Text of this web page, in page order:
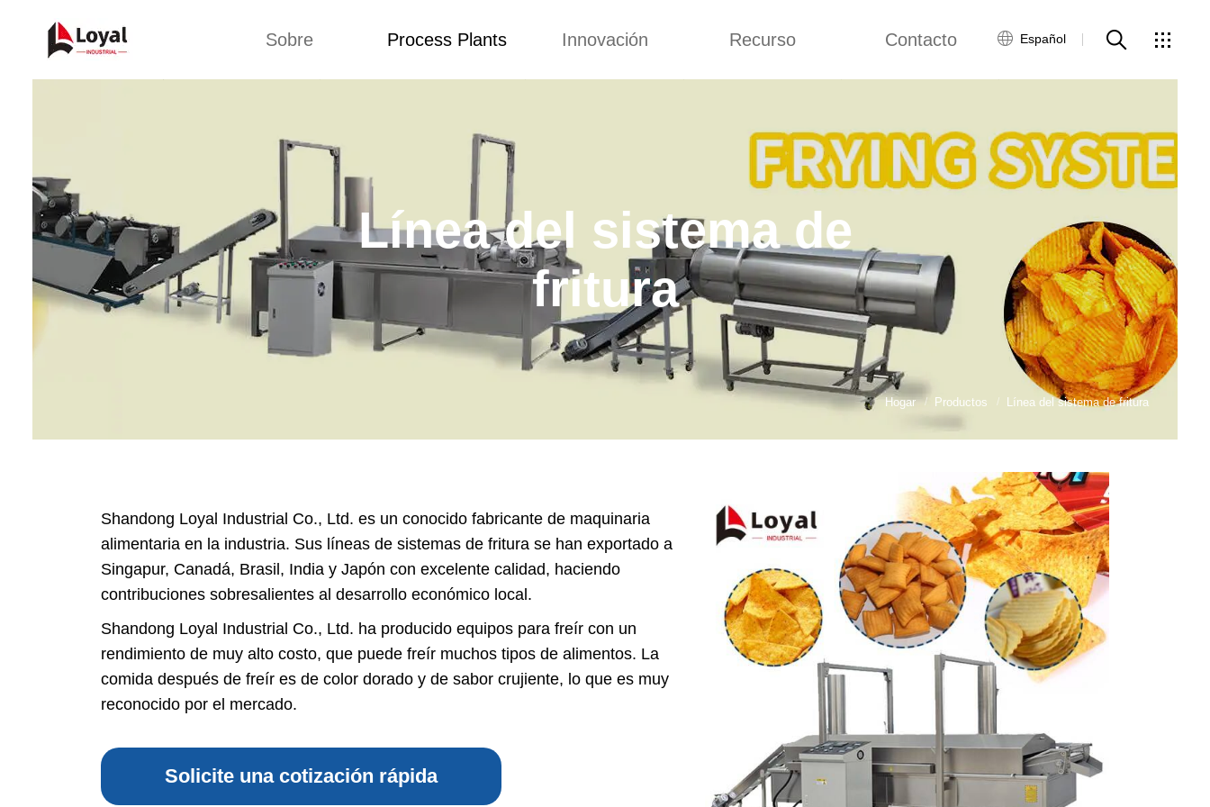
Sobre
Organizaciones
Culturas de la
empresa
Sobre nosotros
Process Plants
Línea de producción
Línea de producción de
piensos
Línea de producción de
snacks fritos
Máquina para hacer carne
de soja
Línea de producción de
alimentos para bebés
Línea de producción de
arroz
Línea de producción de
bocadillos
Línea de producción de
barras de cereales
Textured Protein Production
Line
Innovación
Diseño
Recurso
Noticias
Blog
Video
Custome Reviews
Contacto
Servicio al Cliente
Contacta con
Español
Línea del sistema de
fritura
Hogar Productos Línea del sistema de fritura
Shandong Loyal Industrial Co., Ltd. es un conocido fabricante de maquinaria
alimentaria en la industria. Sus líneas de sistemas de fritura se han exportado a
Singapur, Canadá, Brasil, India y Japón con excelente calidad, haciendo
contribuciones sobresalientes al desarrollo económico local.
Shandong Loyal Industrial Co., Ltd. ha producido equipos para freír con un
rendimiento de muy alto costo, que puede freír muchos tipos de alimentos. La
comida después de freír es de color dorado y de sabor crujiente, lo que es muy
reconocido por el mercado.
Solicite una cotización rápida